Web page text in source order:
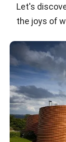
Let's
the joys of